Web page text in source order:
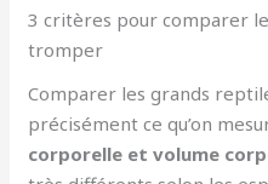
3 critères pour comparer
tromper
Comparer les grands
précisément ce qu’on
corporelle et volume